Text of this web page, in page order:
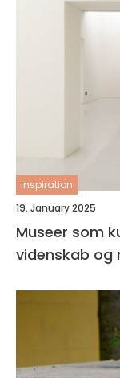
inspiration
19. January 2025
Museer som
videnskab og